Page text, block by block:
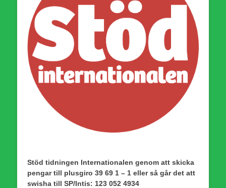
Stöd tidningen Internationalen genom att skicka
pengar till plusgiro 39 69 1 – 1 eller så går det att
swisha till SP/Intis: 123 052 4934